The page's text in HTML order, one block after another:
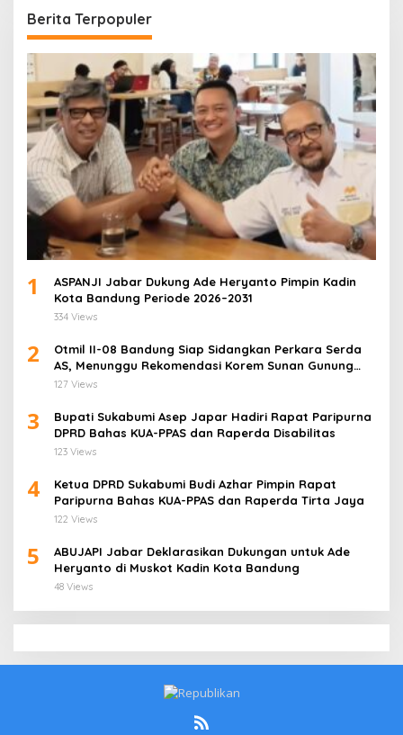
Berita Terpopuler
1
ASPANJI Jabar Dukung Ade Heryanto Pimpin Kadin
Kota Bandung Periode 2026–2031
334 Views
2
Otmil II-08 Bandung Siap Sidangkan Perkara Serda
AS, Menunggu Rekomendasi Korem Sunan Gunung
Jati Cirebon
127 Views
3
Bupati Sukabumi Asep Japar Hadiri Rapat Paripurna
DPRD Bahas KUA-PPAS dan Raperda Disabilitas
123 Views
4
Ketua DPRD Sukabumi Budi Azhar Pimpin Rapat
Paripurna Bahas KUA-PPAS dan Raperda Tirta Jaya
122 Views
5
ABUJAPI Jabar Deklarasikan Dukungan untuk Ade
Heryanto di Muskot Kadin Kota Bandung
48 Views